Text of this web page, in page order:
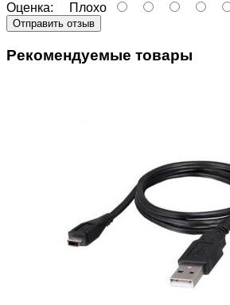
Оценка: Плохо
Отправить отзыв
Рекомендуемые товары